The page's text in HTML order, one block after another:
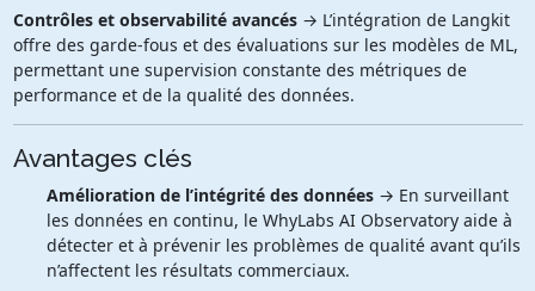
Contrôles et observabilité avancés→ L’intégration de Langkit
offre des garde-fous et des évaluations sur les modèles de ML,
permettant une supervision constante des métriques de
performance et de la qualité des données.
Avantages clés
Amélioration de l’intégrité des données→ En surveillant
les données en continu, le WhyLabs AI Observatory aide à
détecter et à prévenir les problèmes de qualité avant qu’ils
n’affectent les résultats commerciaux.